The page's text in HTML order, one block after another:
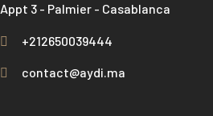
Appt 3 - Palmier - Casablanca
+212650039444
contact@aydi.ma